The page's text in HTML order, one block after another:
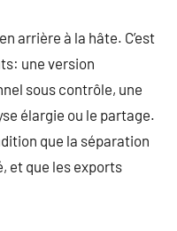
arrière à la hâte. C’est
une version
sous contrôle, une
élargie ou le partage.
que la séparation
et que les exports